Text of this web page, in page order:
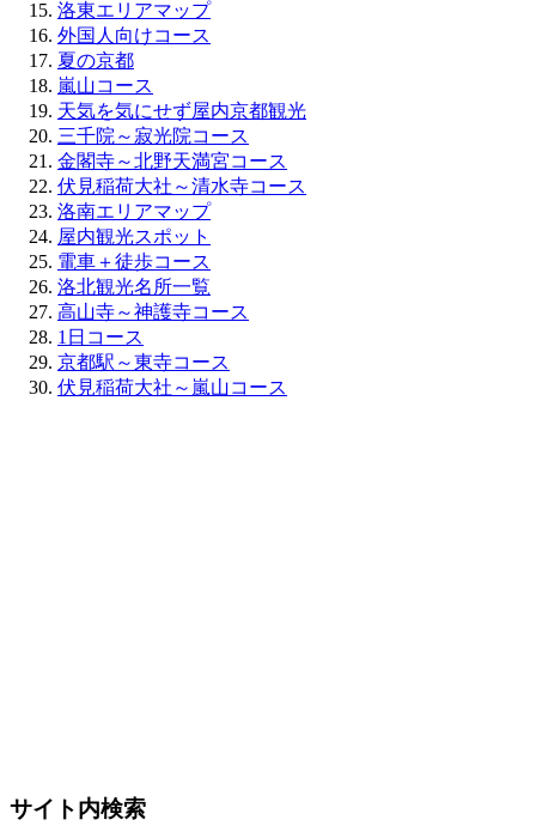
洛東エリアマップ
外国人向けコース
夏の京都
嵐山コース
天気を気にせず屋内京都観光
三千院～寂光院コース
金閣寺～北野天満宮コース
伏見稲荷大社～清水寺コース
洛南エリアマップ
屋内観光スポット
電車＋徒歩コース
洛北観光名所一覧
高山寺～神護寺コース
1日コース
京都駅～東寺コース
伏見稲荷大社～嵐山コース
サイト内検索